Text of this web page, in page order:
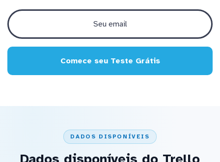
Comece seu Teste Grátis
DADOS DISPONÍVEIS